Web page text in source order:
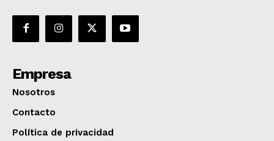
Empresa
Nosotros
Contacto
Política de privacidad